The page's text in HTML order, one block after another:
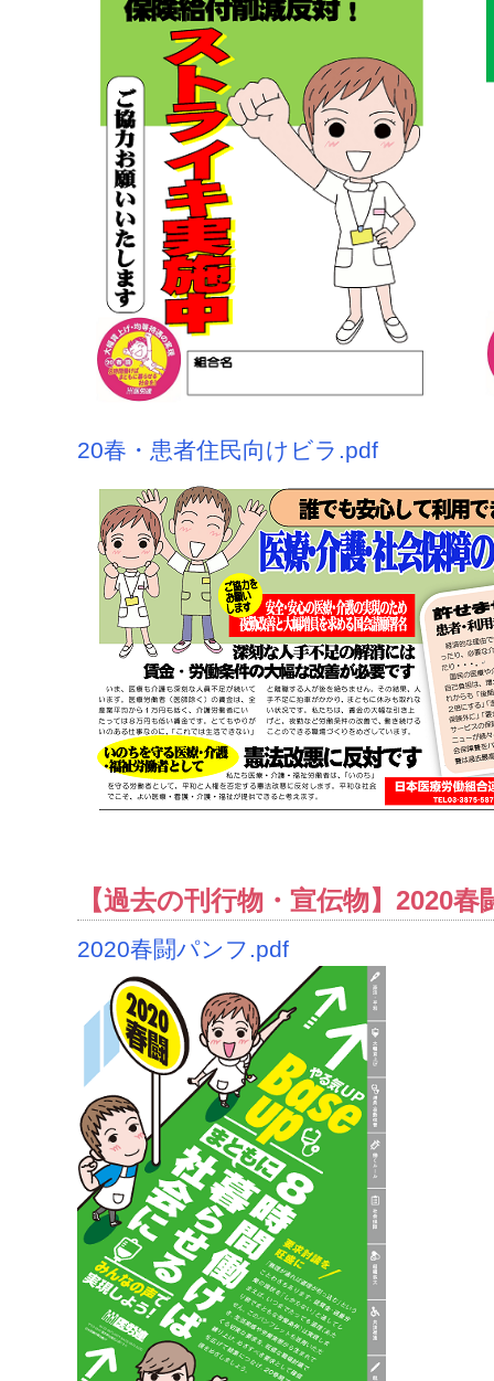
20春・患者住民向けビラ.pdf
【過去の刊行物・宣伝物】2020春
2020春闘パンフ.pdf